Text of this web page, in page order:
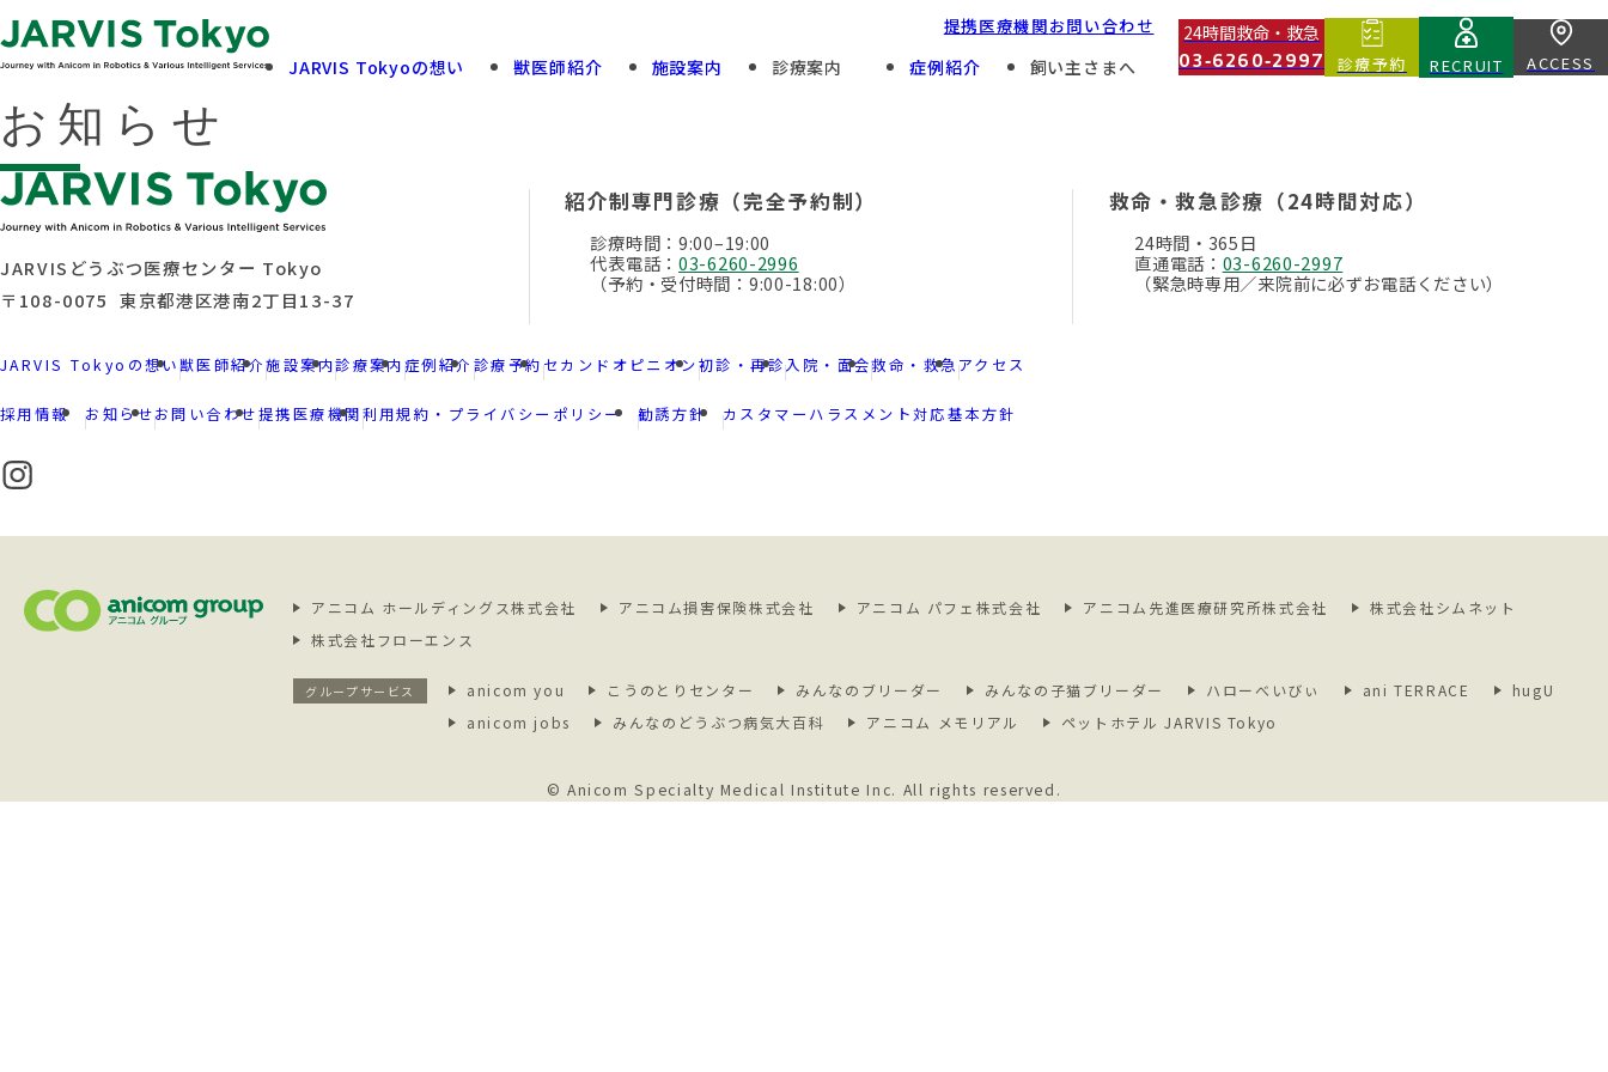
提携医療機関お問い合わせ
JARVIS Tokyoの想い 獣医師紹介 施設案内 診療案内
診療案内
専門診療部門 教育・技術部門
症例紹介 飼い主さまへ
飼い主さまへ
入院・面会について 献血ドナーについて
24時間救命・救急
03‑6260‑2997
診療予約 RECRUIT ACCESS
お知らせ
JARVISどうぶつ医療センター Tokyo
〒108-0075 東京都港区港南2丁目13-37
紹介制専門診療（完全予約制）
診療時間：9:00–19:00
代表電話：03-6260-2996
（予約・受付時間：9:00-18:00）
救命・救急診療（24時間対応）
24時間・365日
直通電話： 03-6260-2997
（緊急時専用／来院前に必ずお電話ください）
JARVIS Tokyoの想い獣医師紹介施設案内診療案内症例紹介 診療予約セカンドオピニオン初診・再診入院・面会救命・救急アクセス
採用情報 お知らせお問い合わせ提携医療機関利用規約・プライバシーポリシー 勧誘方針 カスタマーハラスメント対応基本方針
アニコム ホールディングス株式会社 アニコム損害保険株式会社 アニコム パフェ株式会社 アニコム先進医療研究所株式会社
株式会社シムネット
株式会社フローエンス
グループサービス anicom you こうのとりセンター みんなのブリーダー みんなの子猫ブリーダー ハローべいびぃ ani TERRACE
hugU
anicom jobs
みんなのどうぶつ病気大百科 アニコム メモリアル ペットホテル JARVIS Tokyo
© Anicom Specialty Medical Institute Inc. All rights reserved.